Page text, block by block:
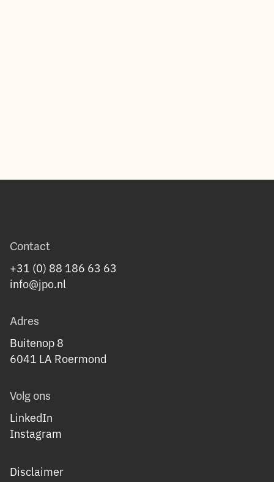
Contact
+31 (0) 88 186 63 63
info@jpo.nl
Adres
Buitenop 8
6041 LA Roermond
Volg ons
LinkedIn
Instagram
Disclaimer